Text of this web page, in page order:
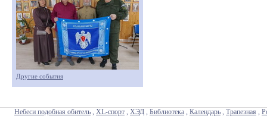
Другие события
Небеси подобная обитель , XL-спорт , ХЭД , Библиотека , Календарь , Трапезная ,